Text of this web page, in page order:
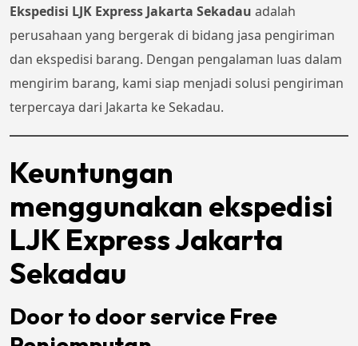
Ekspedisi LJK Express Jakarta Sekadau adalah
perusahaan yang bergerak di bidang jasa pengiriman
dan ekspedisi barang. Dengan pengalaman luas dalam
mengirim barang, kami siap menjadi solusi pengiriman
terpercaya dari Jakarta ke Sekadau.
Keuntungan
menggunakan ekspedisi
LJK Express Jakarta
Sekadau
Door to door service Free